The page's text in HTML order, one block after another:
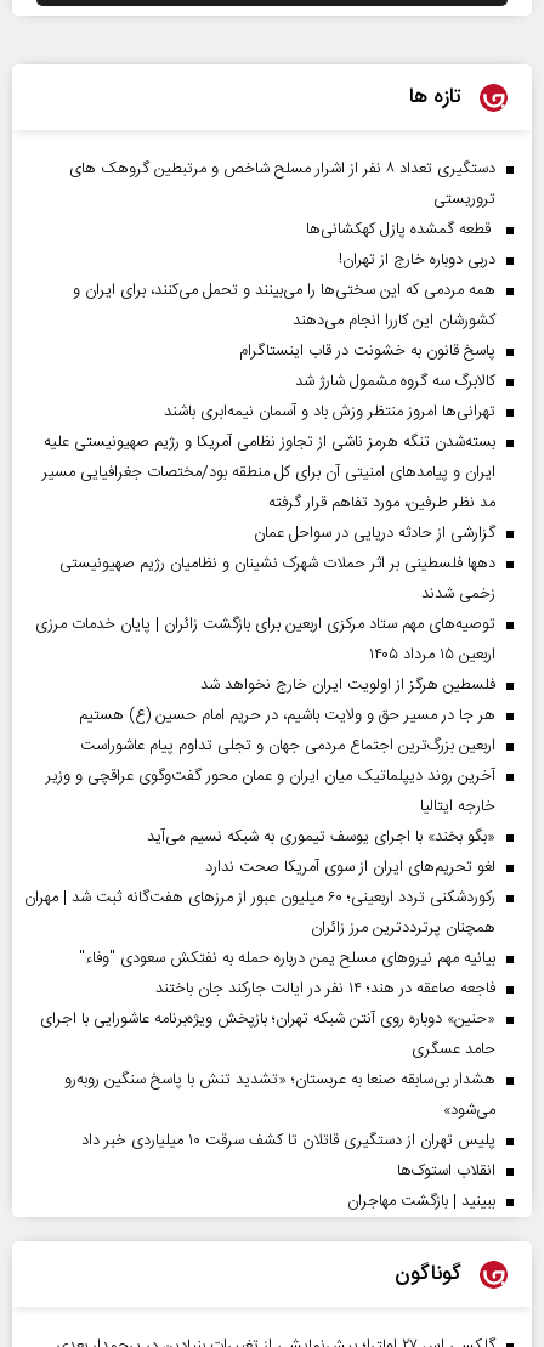
تازه ها
دستگیری تعداد ۸ نفر از اشرار مسلح شاخص و مرتبطین گروهک های
تروریستی
قطعه گمشده پازل کهکشانی‌ها
دربی دوباره خارج از تهران!
همه مردمی که این سختی‌ها را می‌بینند و تحمل می‌کنند، برای ایران و
کشورشان این کاررا انجام می‌دهند
پاسخ قانون به خشونت در قاب اینستاگرام
کالابرگ سه گروه مشمول شارژ شد
تهرانی‌ها امروز منتظر وزش باد و آسمان نیمه‌ابری باشند
بسته‌شدن تنگه هرمز ناشی از تجاوز نظامی آمریکا و رژیم صهیونیستی علیه
ایران و پیامد‌های امنیتی آن برای کل منطقه بود/مختصات جغرافیایی مسیر
مد نظر طرفین، مورد تفاهم قرار گرفته
گزارشی از حادثه دریایی در سواحل عمان
دهها فلسطینی بر اثر حملات شهرک نشینان و نظامیان رژیم صهیونیستی
زخمی شدند
توصیه‌های مهم ستاد مرکزی اربعین برای بازگشت زائران | پایان خدمات مرزی
اربعین ۱۵ مرداد ۱۴۰۵
فلسطین هرگز از اولویت ایران خارج نخواهد شد
هر جا در مسیر حق و ولایت باشیم، در حریم امام حسین (ع) هستیم
اربعین بزرگ‌ترین اجتماع مردمی جهان و تجلی تداوم پیام عاشوراست
آخرین روند دیپلماتیک میان ایران و عمان محور گفت‌وگوی عراقچی و وزیر
خارجه ایتالیا
«بگو بخند» با اجرای یوسف تیموری به شبکه نسیم می‌آید
لغو تحریم‌های ایران از سوی آمریکا صحت ندارد
رکوردشکنی تردد اربعینی؛ ۶۰ میلیون عبور از مرزهای هفت‌گانه ثبت شد | مهران
همچنان پرترددترین مرز زائران
بیانیه مهم نیروهای مسلح یمن درباره حمله به نفتکش سعودی "وفاء"
فاجعه صاعقه در هند؛ ۱۴ نفر در ایالت جارکند جان باختند
«حنین» دوباره روی آنتن شبکه تهران؛ بازپخش ویژه‌برنامه عاشورایی با اجرای
حامد عسگری
هشدار بی‌سابقه صنعا به عربستان؛ «تشدید تنش با پاسخ سنگین روبه‌رو
می‌شود»
پلیس تهران از دستگیری قاتلان تا کشف سرقت ۱۰ میلیاردی خبر داد
انقلاب استوک‌ها
ببینید | بازگشت مهاجران
گوناگون